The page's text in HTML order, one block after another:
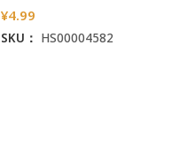
¥4.99
SKU： HS00004582